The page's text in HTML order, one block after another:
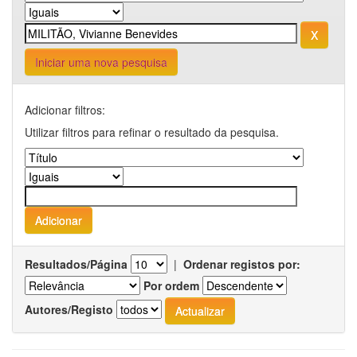
Iniciar uma nova pesquisa
Adicionar filtros:
Utilizar filtros para refinar o resultado da pesquisa.
Resultados/Página | Ordenar registos por:
Por ordem
Autores/Registo